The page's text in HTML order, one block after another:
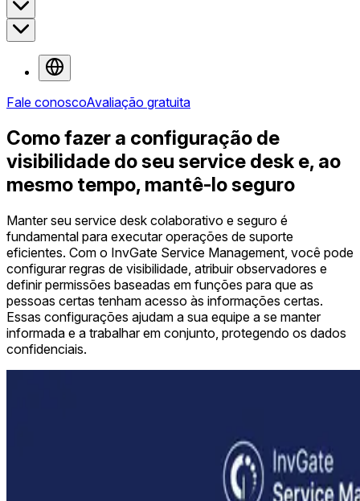
Fale conoscoAvaliação gratuita
Como fazer a configuração de
visibilidade do seu service desk e, ao
mesmo tempo, mantê-lo seguro
Manter seu service desk colaborativo e seguro é
fundamental para executar operações de suporte
eficientes. Com o InvGate Service Management, você pode
configurar regras de visibilidade, atribuir observadores e
definir permissões baseadas em funções para que as
pessoas certas tenham acesso às informações certas.
Essas configurações ajudam a sua equipe a se manter
informada e a trabalhar em conjunto, protegendo os dados
confidenciais.